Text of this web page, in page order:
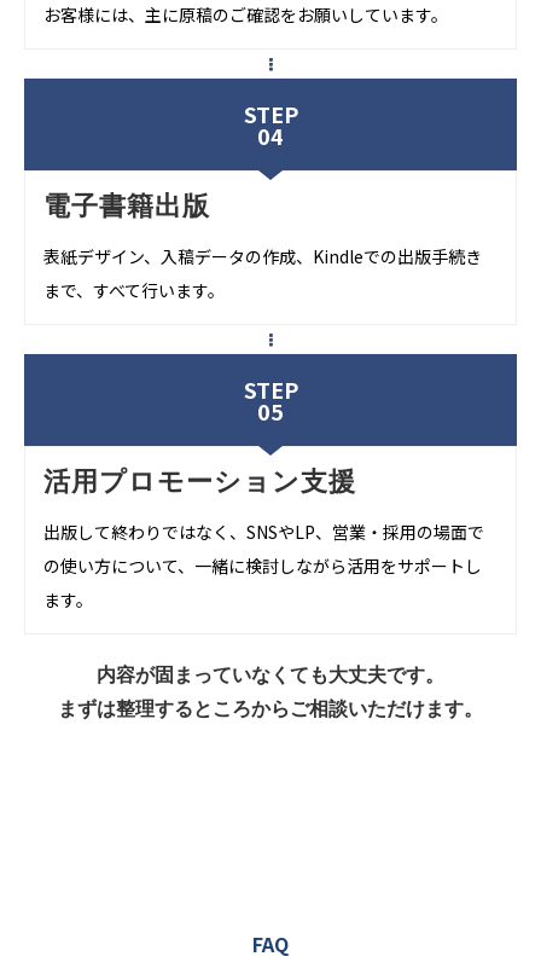
お客様には、主に原稿のご確認をお願いしています。
STEP
04
電子書籍出版
表紙デザイン、入稿データの作成、 Kindleでの出版手続き
まで、すべて行います。
STEP
05
活用プロモーション支援
出版して終わりではなく、 SNSやLP、営業・採用の場面で
の使い方について、一緒に検討しながら活用をサポートし
ます。
内容が固まっていなくても大丈夫です。
まずは整理するところからご相談いただけます。
FAQ